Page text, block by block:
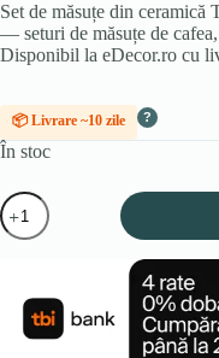
Set de măsuțe din ceramică
— seturi de măsuțe de
Disponibil la eDecor.ro cu
📦 Livrare ~10 zile ?
În stoc
Cantitate
Set
de
ceramică
TENOR,
marmură